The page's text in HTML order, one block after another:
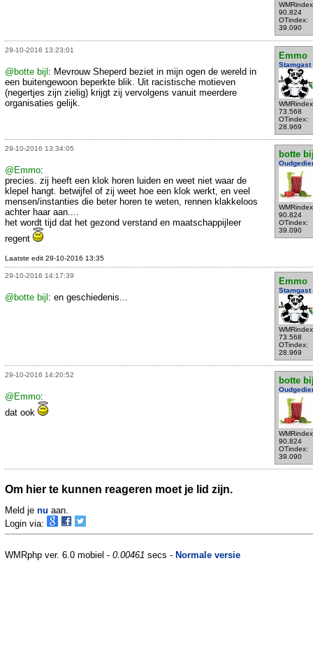
90.824
OTindex:
39.090
29-10-2016 13:23:01
Emmo
Stamgast
73.568
OTindex:
28.969
@botte bijl: Mevrouw Sheperd beziet in mijn ogen de wereld in
een buitengewoon beperkte blik. Uit racistische motieven
(negertjes zijn zielig) krijgt zij vervolgens vanuit meerdere
organisaties gelijk.
29-10-2016 13:34:05
botte
90.824
OTindex:
39.090
@Emmo:
precies. zij heeft een klok horen luiden en weet niet waar de
klepel hangt. betwijfel of zij weet hoe een klok werkt, en veel
mensen/instanties die beter horen te weten, rennen klakkeloos
achter haar aan....
het wordt tijd dat het gezond verstand en maatschappijleer
regent
Laatste edit 29-10-2016 13:35
29-10-2016 14:17:39
Emmo
Stamgast
73.568
OTindex:
28.969
@botte bijl : en geschiedenis...
29-10-2016 14:20:52
botte
90.824
OTindex:
39.090
@Emmo:
dat ook
Om hier te kunnen reageren moet je lid zijn.
Meld je nu aan.
Login via:
WMRphp ver. 6.0 mobiel - 0.00461 secs - Normale versie